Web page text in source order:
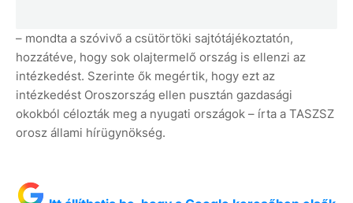
– mondta a szóvivő a csütörtöki sajtótájékoztatón,
hozzátéve, hogy sok olajtermelő ország is ellenzi az
intézkedést. Szerinte ők megértik, hogy ezt az
intézkedést Oroszország ellen pusztán gazdasági
okokból célozták meg a nyugati országok – írta a TASZSZ
orosz állami hírügynökség.